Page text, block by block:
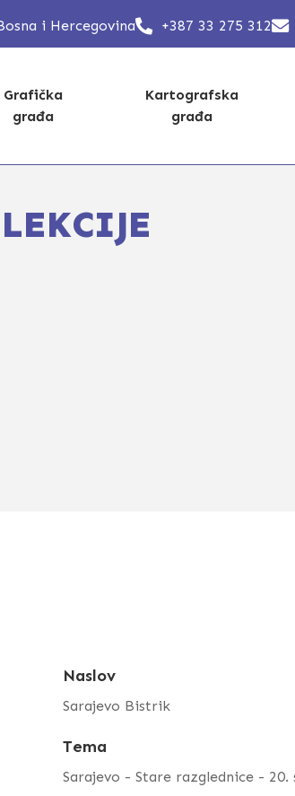
i Hercegovina +387 33 275 312
Grafička
građa
Kartografska
građa
Naslov
Sarajevo Bistrik
Tema
Sarajevo - Stare razglednice - 20.